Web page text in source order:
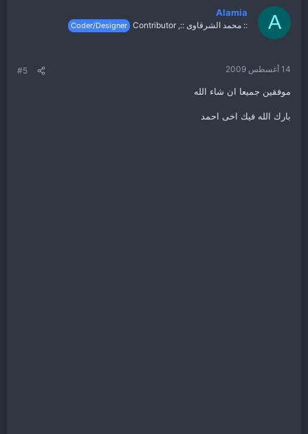
A
Alamia
:: محمد الشرقاوى ::, Contributor Coder/Designer
14 أغسطس 2009 #5
موفقين جميعا ان شاء الله
بارك الله فيك اخى احمد